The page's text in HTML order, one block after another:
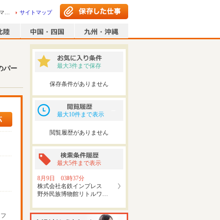
サイトマップ
パー 最大3件まで保存
保存条件がありません
最大10件まで表示
閲覧履歴がありません
最大5件まで表示
8月9日 03時37分
株式会社名鉄インプレス
野外民族博物館リトルワ…